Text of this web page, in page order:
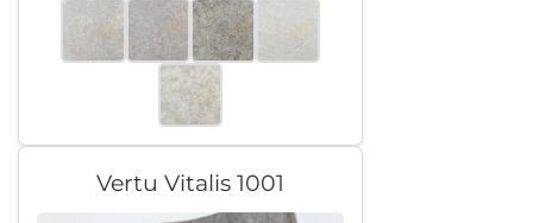
Vertu Vitalis 1001